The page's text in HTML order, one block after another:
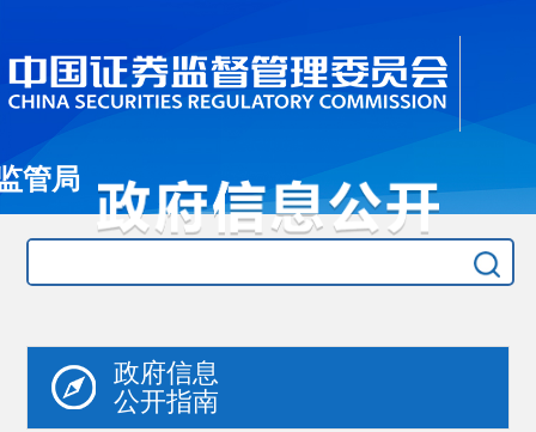
管局
政府信息
公开指南